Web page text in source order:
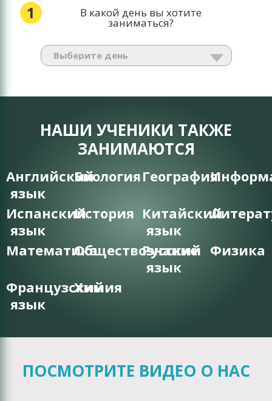
1 В какой день вы хотите
заниматься?
НАШИ УЧЕНИКИ ТАКЖЕ
ЗАНИМАЮТСЯ
Английский
язык
БиологияГеография
Испанский
язык
История Китайский
язык
МатематикаОбществознание
Русский
язык
Физика
Французский
язык
Химия
ПОСМОТРИТЕ ВИДЕО О НАС